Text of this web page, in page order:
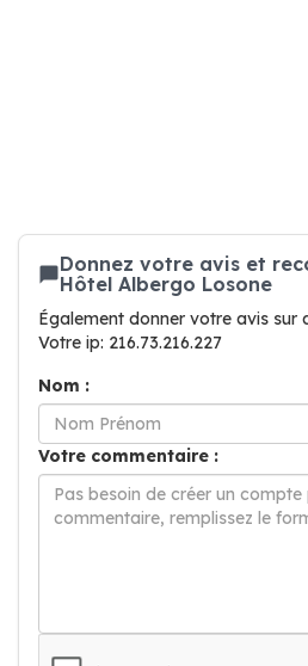
Donnez votre avis et
Hôtel Albergo Losone
Également donner votre avis sur
Votre ip: 216.73.216.227
Nom :
Votre commentaire :